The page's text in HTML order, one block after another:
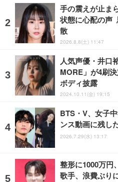
手の震えが止ま
状態に心配の声
散
2026.8.8(土) 11:47
人気声優・井口
MORE」が4刷
ボディ披露
2024.10.11(金) 19:15
BTS・V、女子
ンス動画に残し
2026.7.29(水) 13:17
整形に1000万円
歌手、浪費ぶり